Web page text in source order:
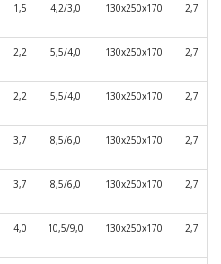
1,5 4,2/3,0 130х250х170 2,7
2,2 5,5/4,0 130х250х170 2,7
2,2 5,5/4,0 130х250х170 2,7
3,7 8,5/6,0 130х250х170 2,7
3,7 8,5/6,0 130х250х170 2,7
4,0 10,5/9,0 130х250х170 2,7